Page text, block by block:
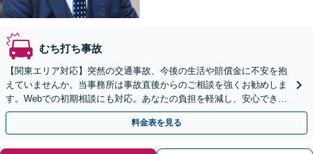
むち打ち事故
【関東エリア対応】突然の交通事故、今後の生活や賠償金に不安を抱
えていませんか。当事務所は事故直後からのご相談を強くお勧めしま
す。Webでの初期相談にも対応。あなたの負担を軽減し、安心できる
未来へ導きます。【初回相談無料】
料金表を見る